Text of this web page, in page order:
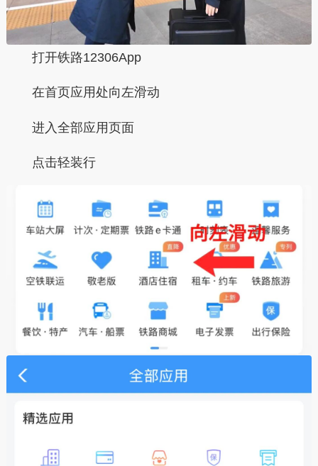
打开铁路12306App
在首页应用处向左滑动
进入 全部应用页面
点击轻装行